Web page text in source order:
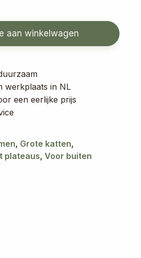
aan winkelwagen
werkplaats in NL
een eerlijke prijs
, Grote katten,
plateaus,Voor buiten